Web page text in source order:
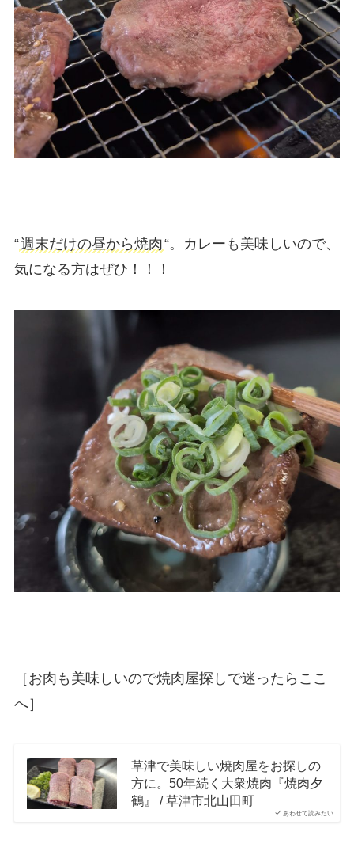
“週末だけの昼から焼肉“。カレーも美味しいので、
気になる方はぜひ！！！
［お肉も美味しいので焼肉屋探しで迷ったらここ
へ］
あわせて読みたい
草津で美味しい焼肉屋をお探しの
方に。50年続く大衆焼肉『焼肉夕
鶴』 / 草津市北山田町